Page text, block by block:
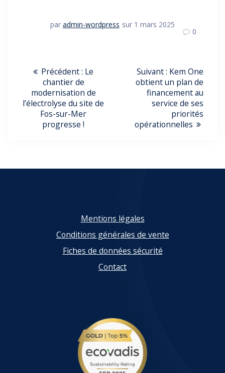
par admin-wordpress sur 1 mars 2025
0
Navigation
L’article
Précédent : Article
Le
chantier de
modernisation de
l’électrolyse du site de
Fos-sur-Mer
progresse !
Suivant : Article
suivant
:
Kem One
obtient un plan de
financement au
service de ses
priorités
opérationnelles
Mentions légales
Conditions générales de vente
Fiches de données sécurité
Contact